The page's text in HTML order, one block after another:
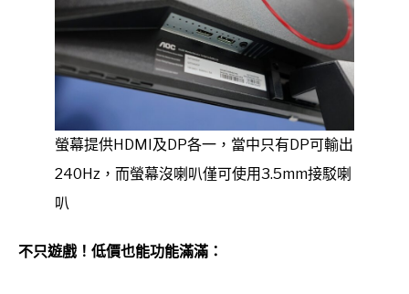
螢幕提供HDMI及DP各一，當中只有DP可輸出
240Hz，而螢幕沒喇叭僅可使用3.5mm接駁喇
叭
不只遊戲！低價也能功能滿滿：